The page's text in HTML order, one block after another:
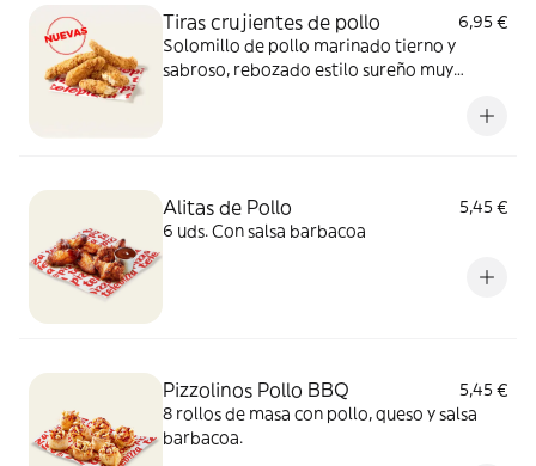
Tiras crujientes de pollo
6,95 €
Solomillo de pollo marinado tierno y
sabroso, rebozado estilo sureño muy
Alitas de Pollo
5,45 €
6 uds. Con salsa barbacoa
Pizzolinos Pollo BBQ
5,45 €
8 rollos de masa con pollo, queso y salsa
barbacoa.